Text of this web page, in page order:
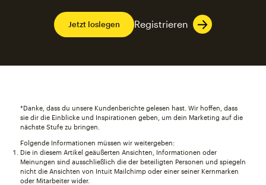
Jetzt loslegen Registrieren
*Danke, dass du unsere Kundenberichte gelesen hast. Wir hoffen, dass
sie dir die Einblicke und Inspirationen geben, um dein Marketing auf die
nächste Stufe zu bringen.
Folgende Informationen müssen wir weitergeben:
Die in diesem Artikel geäußerten Ansichten, Informationen oder
Meinungen sind ausschließlich die der beteiligten Personen und spiegeln
nicht die Ansichten von Intuit Mailchimp oder einer seiner Kernmarken
oder Mitarbeiter wider.